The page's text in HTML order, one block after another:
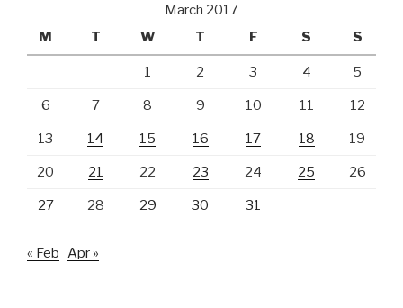
March 2017
M
T W T F S S
1 2 3 4 5
6 7 8 9 10 11 12
13 14 15 16 17 18 19
20 21 22 23 24 25 26
27 28 29 30 31
« Feb Apr »